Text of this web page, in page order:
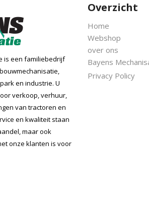
is een familiebedrijf
en industrie. U
verkoop, verhuur,
van tractoren en
en kwaliteit staan
maar ook
onze klanten is voor
Overzicht
Home
Webshop
over ons
Bayens
Privacy Policy